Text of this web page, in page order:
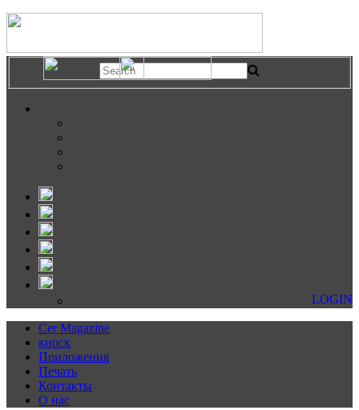
LOGIN
Cer Magazine
киоск
Приложения
Печать
Контакты
О нас